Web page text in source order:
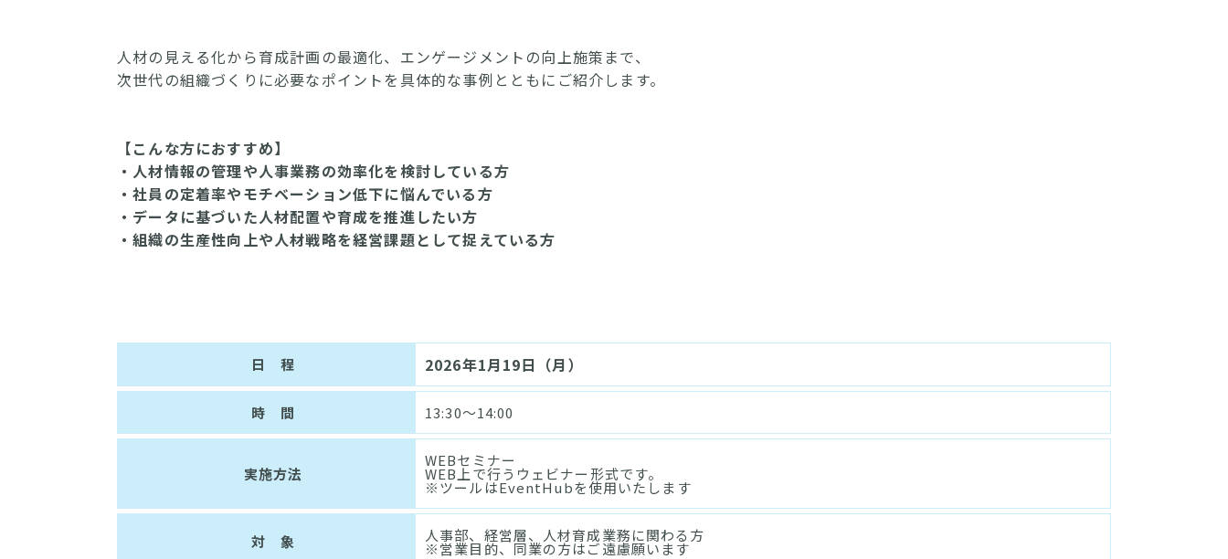
人材の見える化から育成計画の最適化、エンゲージメントの向上施策まで、
次世代の組織づくりに必要なポイントを具体的な事例とともにご紹介します。
【こんな方におすすめ】
・人材情報の管理や人事業務の効率化を検討している方
・社員の定着率やモチベーション低下に悩んでいる方
・データに基づいた人材配置や育成を推進したい方
・組織の生産性向上や人材戦略を経営課題として捉えている方
日 程 2026年1月19日（月）
時 間 13:30～14:00
実施方法
WEBセミナー
WEB上で行うウェビナー形式です。
※ツールはEventHubを使用いたします
対 象 人事部、経営層、人材育成業務に関わる方
※営業目的、同業の方はご遠慮願います